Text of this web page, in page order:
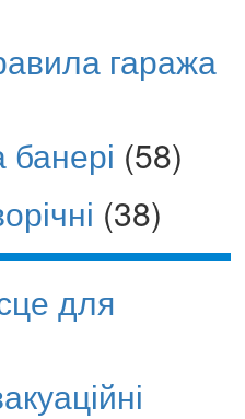
гаража
(58)
(38)
для